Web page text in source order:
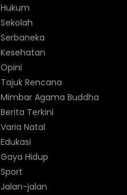
Hukum
Sekolah
Serbaneka
Kesehatan
Opini
Tajuk Rencana
Mimbar Agama Buddha
Berita Terkini
Varia Natal
Edukasi
Gaya Hidup
Sport
Jalan-jalan